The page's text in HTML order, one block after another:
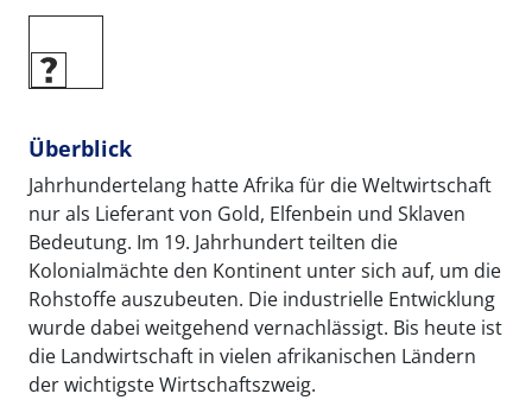
Überblick
Jahrhundertelang hatte Afrika für die Weltwirtschaft
nur als Lieferant von Gold, Elfenbein und Sklaven
Bedeutung. Im 19. Jahrhundert teilten die
Kolonialmächte den Kontinent unter sich auf, um die
Rohstoffe auszubeuten. Die industrielle Entwicklung
wurde dabei weitgehend vernachlässigt. Bis heute ist
die Landwirtschaft in vielen afrikanischen Ländern
der wichtigste Wirtschaftszweig.